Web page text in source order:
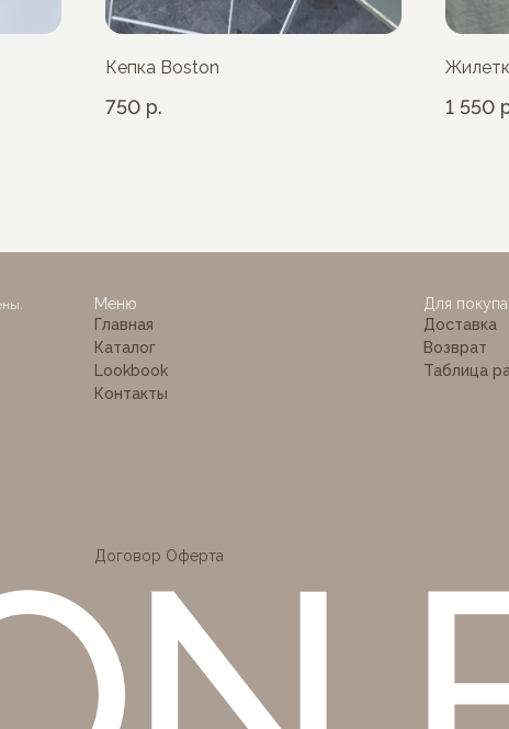
Кепка Boston
750 р. 1 550
Договор Оферта
Меню
Главная
Каталог
Lookbook
Контакты
Для
Доставка
Возврат
Таблица